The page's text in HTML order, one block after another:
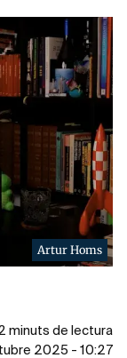
Artur Homs
minuts de lectura
2025 - 10:27